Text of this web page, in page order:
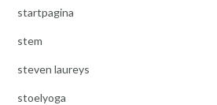
startpagina
stem
steven laureys
stoelyoga